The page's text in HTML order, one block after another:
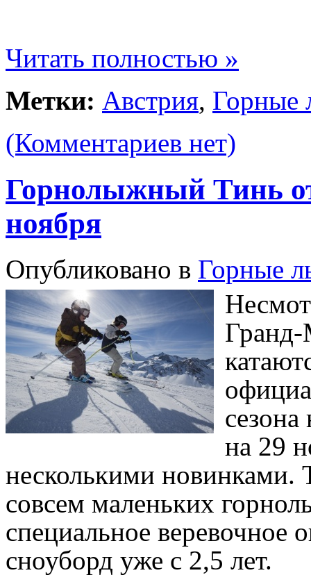
Читать полностью »
Метки: Австрия, Горные
(Комментариев нет)
Горнолыжный Тинь
ноября
Опубликовано в Горные
Гранд-
на 29
несколькими новинками.
совсем маленьких
специальное веревочное
сноуборд уже с 2,5 лет.